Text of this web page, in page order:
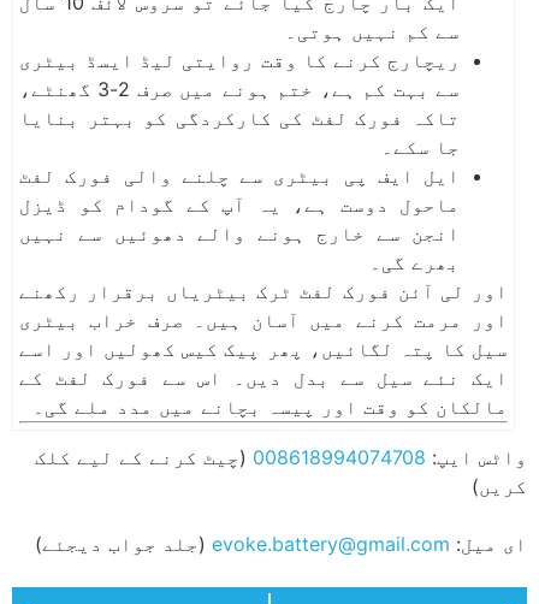
سے کم نہیں ہوتی۔
ریچارج کرنے کا وقت روایتی لیڈ ایسڈ بیٹری
سے بہت کم ہے، ختم ہونے میں صرف 2-3 گھنٹے،
تاکہ فورک لفٹ کی کارکردگی کو بہتر بنایا
جا سکے۔
ایل ایف پی بیٹری سے چلنے والی فورک لفٹ
ماحول دوست ہے، یہ آپ کے گودام کو ڈیزل
انجن سے خارج ہونے والے دھوئیں سے نہیں
بھرے گی۔
اور لی آئن فورک لفٹ ٹرک بیٹریاں برقرار رکھنے
اور مرمت کرنے میں آسان ہیں۔ صرف خراب بیٹری
سیل کا پتہ لگائیں، پھر پیک کیس کھولیں اور اسے
ایک نئے سیل سے بدل دیں۔ اس سے فورک لفٹ کے
مالکان کو وقت اور پیسہ بچانے میں مدد ملے گی۔
واٹس ایپ: 008618994074708 (چیٹ کرنے کے لیے کلک
کریں)
ای میل: evoke.battery@gmail.com (جلد جواب دیجئے)